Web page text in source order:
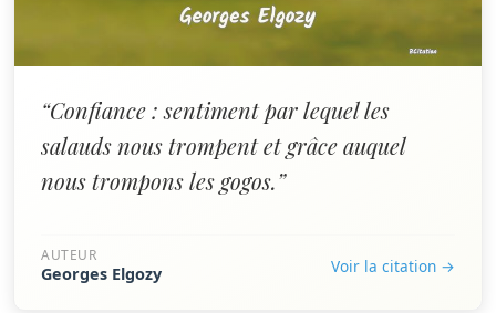
“Confiance : sentiment par lequel les
salauds nous trompent et grâce auquel
nous trompons les gogos.”
AUTEUR
Georges Elgozy Voir la citation →